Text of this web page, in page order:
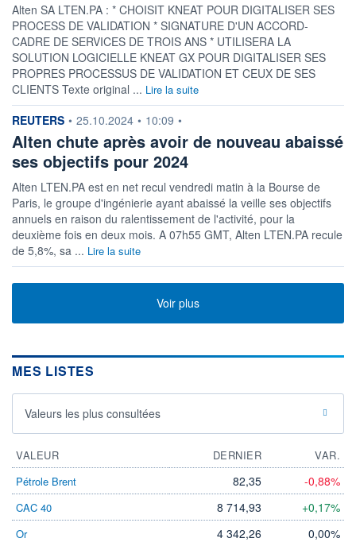
Alten SA LTEN.PA : * CHOISIT KNEAT POUR DIGITALISER SES
PROCESS DE VALIDATION * SIGNATURE D'UN ACCORD-
CADRE DE SERVICES DE TROIS ANS * UTILISERA LA
SOLUTION LOGICIELLE KNEAT GX POUR DIGITALISER SES
PROPRES PROCESSUS DE VALIDATION ET CEUX DE SES
CLIENTS Texte original ... Lire la suite
information fournie par
REUTERS • 25.10.2024 • 10:09 •
Alten chute après avoir de nouveau abaissé
ses objectifs pour 2024
Alten LTEN.PA est en net recul vendredi matin à la Bourse de
Paris, le groupe d'ingénierie ayant abaissé la veille ses objectifs
annuels en raison du ralentissement de l'activité, pour la
deuxième fois en deux mois. A 07h55 GMT, Alten LTEN.PA recule
de 5,8%, sa ... Lire la suite
Voir plus
MES LISTES
Valeurs les plus consultées
VALEUR DERNIER
VAR.
Pétrole Brent
82,35 -0,88%
CAC 40 8 714,93 +0,17%
Or 4 342,26 0,00%